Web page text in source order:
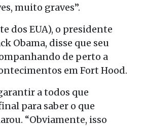
muito graves”.
dos EUA), o presidente
Obama, disse que seu
de perto a
em Fort Hood.
a todos que
para saber o que
“Obviamente, isso